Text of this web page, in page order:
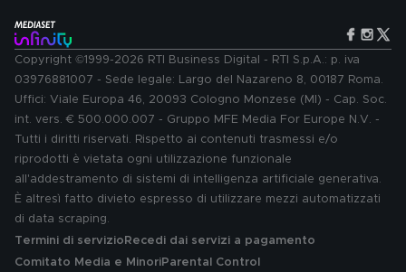
Copyright ©1999-2026 RTI Business Digital - RTI S.p.A.: p. iva
03976881007 - Sede legale: Largo del Nazareno 8, 00187 Roma.
Uffici: Viale Europa 46, 20093 Cologno Monzese (MI) - Cap. Soc.
int. vers. € 500.000.007 - Gruppo MFE Media For Europe N.V. -
Tutti i diritti riservati. Rispetto ai contenuti trasmessi e/o
riprodotti è vietata ogni utilizzazione funzionale
all'addestramento di sistemi di intelligenza artificiale generativa.
È altresì fatto divieto espresso di utilizzare mezzi automatizzati
di data scraping.
Termini di servizio Recedi dai servizi a pagamento
Comitato Media e MinoriParental Control